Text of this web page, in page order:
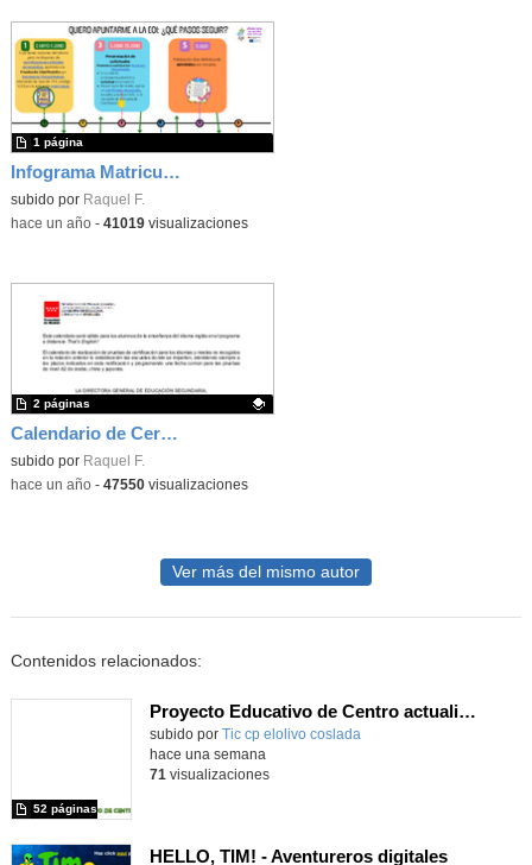
Infograma Matriculación Alumnos Nuevos curso 2025-2026
subido por Raquel F.
1 página
-hace un año- 41019visualizaciones
Calendario de Certificación 2025
Contenido educativo.
subido por Raquel F.
2 páginas
-hace un año- 47550visualizaciones
Ver más del mismo autor
Contenidos relacionados:
Proyecto Educativo de Centro actualizado 2026
subido por Tic cp elolivo coslada
52 páginas
hace una semana
71 visualizaciones
HELLO, TIM! - Aventureros digitales